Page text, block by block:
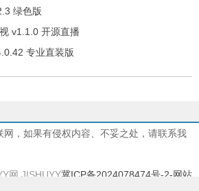
绿色版
v1.1.0 开源直播
专业直装版
，如果有侵权内容、不妥之处，请联系我
网 JISHUYY冀ICP备2024078474号-2-网站